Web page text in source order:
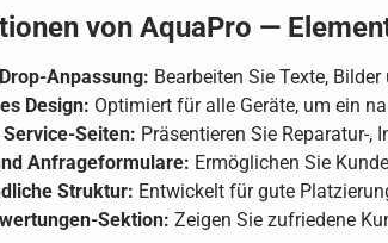
von AquaPro —
Anpassung: Bearbeiten Sie Texte,
Design: Optimiert für alle Geräte, um ein
Seiten: Präsentieren Sie Reparatur-
Anfrageformulare: Ermöglichen Sie
Struktur: Entwickelt für gute
Sektion: Zeigen Sie zufriedene